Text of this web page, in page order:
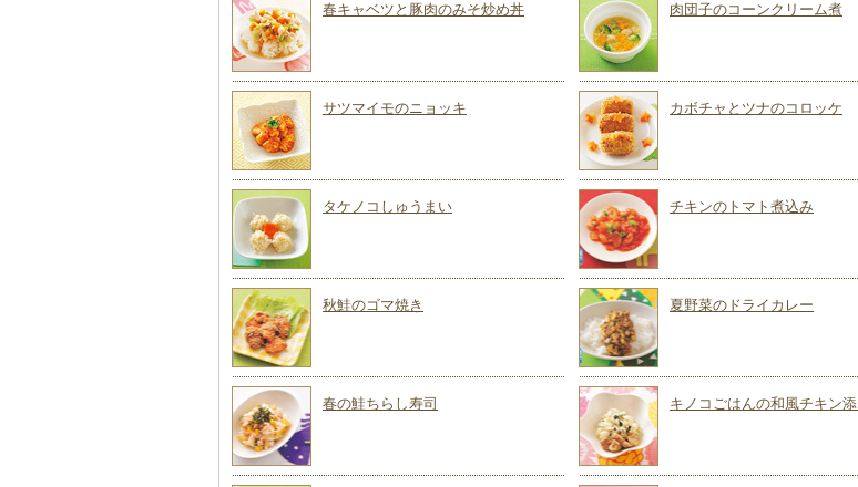
春キャベツと豚肉のみそ炒め丼 肉団子のコーンクリーム煮
サツマイモのニョッキ カボチャとツナのコロッケ
タケノコしゅうまい チキンのトマト煮込み
秋鮭のゴマ焼き 夏野菜のドライカレー
春の鮭ちらし寿司 キノコごはんの和風チキン添